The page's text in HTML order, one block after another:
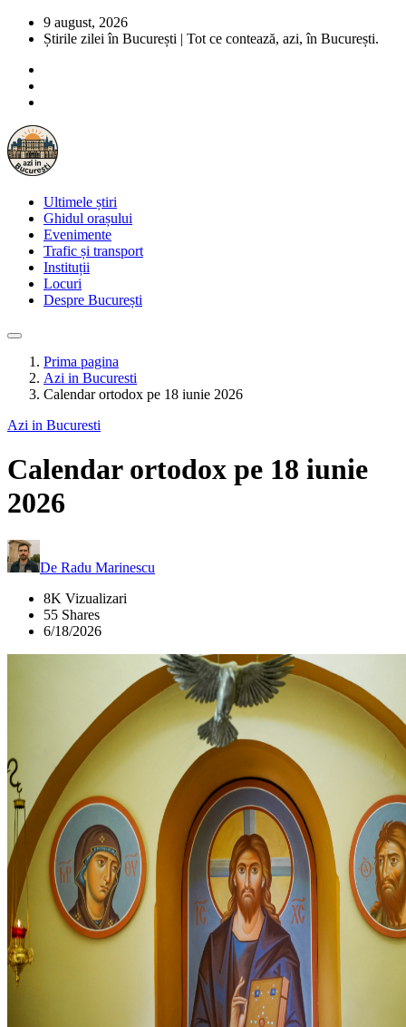
9 august, 2026
Știrile zilei în București | Tot ce contează, azi, în București.
Ultimele știri
Ghidul orașului
Evenimente
Trafic și transport
Instituții
Locuri
Despre București
Prima pagina
Azi in Bucuresti
Calendar ortodox pe 18 iunie 2026
Azi in Bucuresti
Calendar ortodox pe 18 iunie
2026
De Radu Marinescu
8K Vizualizari
55 Shares
6/18/2026